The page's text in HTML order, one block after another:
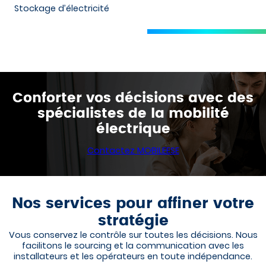
Stockage d’électricité
Conforter vos décisions avec des
spécialistes de la mobilité
électrique
Contactez MOBILEESE
Nos services pour affiner votre
stratégie
Vous conservez le contrôle sur toutes les décisions. Nous
facilitons le sourcing et la communication avec les
installateurs et les opérateurs en toute indépendance.